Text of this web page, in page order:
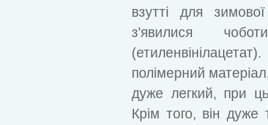
взутті для
з'явилися
полімерний
дуже легкий, при
Крім того, він дуже